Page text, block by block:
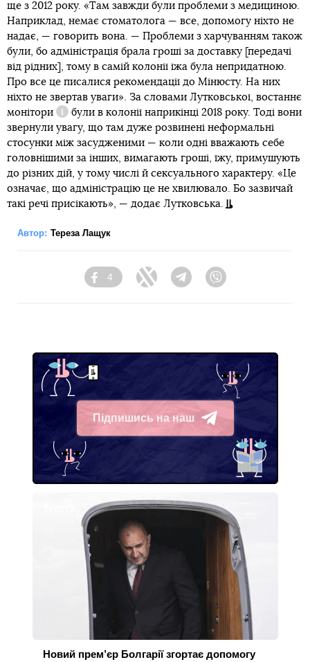
ще з 2012 року. «Там завжди були проблеми з медициною.
Наприклад, немає стоматолога — все, допомогу ніхто не
надає, — говорить вона. — Проблеми з харчуванням також
були, бо адміністрація брала гроші за доставку [передачі
від рідних], тому в самій колонії їжа була непридатною.
Про все це писалися рекомендації до Мінюсту. На них
ніхто не звертав уваги». За словами Лутковської, востаннє
монітори
Довідка
були в колонії наприкінці 2018 року. Тоді вони
звернули увагу, що там дуже розвинені неформальні
стосунки між засудженими — коли одні вважають себе
головнішими за інших, вимагають гроші, їжу, примушують
до різних дій, у тому числі й сексуального характеру. «Це
означає, що адміністрацію це не хвилювало. Бо зазвичай
такі речі присікають», — додає Лутковська.
Автор: Тереза Лащук
Facebook
4
Twitter Telegram
Підпишись на наш
Telegram
Новий прем’єр Болгарії згортає допомогу